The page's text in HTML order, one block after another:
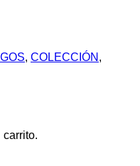
carrito.
, COLECCIÓN ,